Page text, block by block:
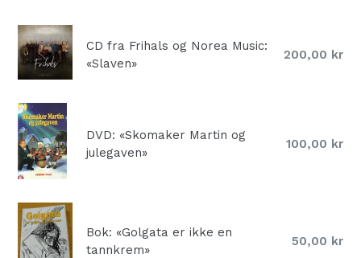
CD fra Frihals og Norea Music:
«Slaven»
Normal
200,00 kr
DVD: «Skomaker Martin og
julegaven»
Normal
100,00 kr
Bok: «Golgata er ikke en
tannkrem»
Normal
50,00 kr